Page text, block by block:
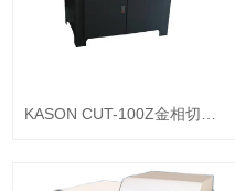
KASON CUT-100Z金相切割